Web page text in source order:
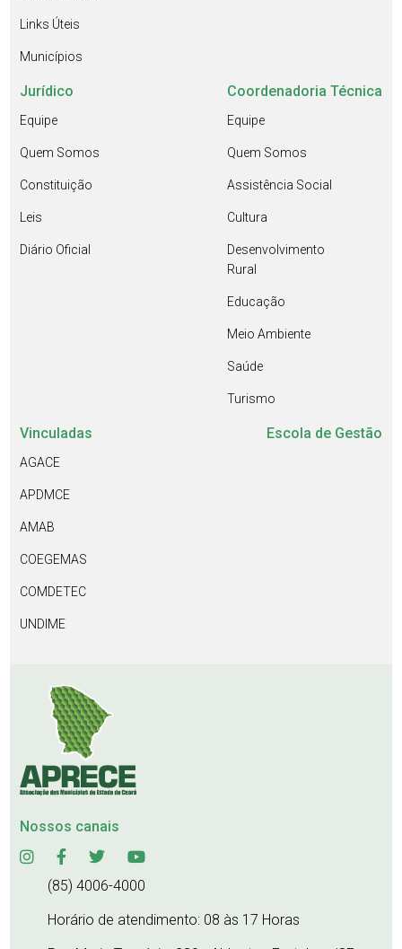
Links Úteis
Municípios
Jurídico
Equipe
Quem Somos
Constituição
Leis
Diário Oficial
Coordenadoria Técnica
Equipe
Quem Somos
Assistência Social
Cultura
Desenvolvimento
Rural
Educação
Meio Ambiente
Saúde
Turismo
Vinculadas
AGACE
APDMCE
AMAB
COEGEMAS
COMDETEC
UNDIME
Escola de Gestão
Nossos canais
(85) 4006-4000
Horário de atendimento: 08 às 17 Horas